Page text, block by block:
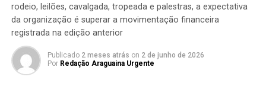
rodeio, leilões, cavalgada, tropeada e palestras, a expectativa
da organização é superar a movimentação financeira
registrada na edição anterior
Publicado 2 meses atrás on 2 de junho de 2026
Por Redação Araguaina Urgente